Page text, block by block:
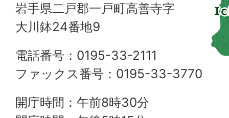
岩手県二戸郡一戸町高善寺字
大川鉢24番地9
電話番号：0195-33-2111
ファックス番号：0195-33-3770
開庁時間：午前8時30分